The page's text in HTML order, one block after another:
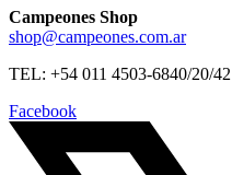
Campeones Shop
shop@campeones.com.ar
TEL: +54 011 4503-6840/20/42
Facebook